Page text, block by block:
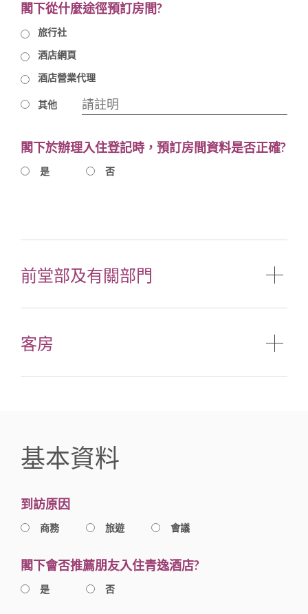
閣下從什麼途徑預訂房間?
旅行社
酒店網頁
酒店營業代理
其他
閣下於辦理入住登記時，預訂房間資料是否正確?
是 否
前堂部及有關部門
客房
基本資料
到訪原因
商務 旅遊 會議
閣下會否推薦朋友入住青逸酒店?
是 否